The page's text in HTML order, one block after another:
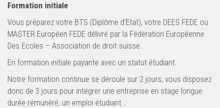
Formation initiale
Vous préparez votre BTS (Diplôme d’Etat), votre DEES FEDE ou
MASTER Européen FEDE délivré par la Fédération Européenne
Des Ecoles – Association de droit suisse.
En formation initiale payante avec un statut étudiant.
Notre formation continue se déroule sur 2 jours, vous disposez
donc de 3 jours pour intégrer une entreprise en stage longue
durée rémunéré, un emploi étudiant…